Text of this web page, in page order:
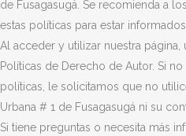
de Fusagasugá. Se recomienda a
estas políticas para estar
Al acceder y utilizar nuestra
Políticas de Derecho de Autor. Si
políticas, le solicitamos que no
Urbana # 1 de Fusagasugá ni su
Si tiene preguntas o necesita más